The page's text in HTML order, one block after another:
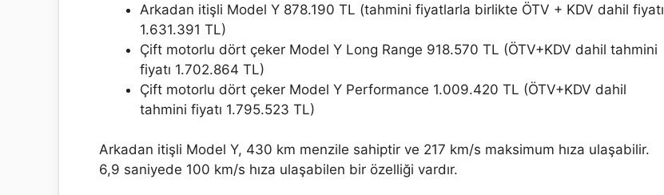
Arkadan itişli Model Y 878.190 TL (tahmini fiyatlarla birlikte ÖTV + KDV dahil fiyatı
1.631.391 TL)
Çift motorlu dört çeker Model Y Long Range 918.570 TL (ÖTV+KDV dahil tahmini
fiyatı 1.702.864 TL)
Çift motorlu dört çeker Model Y Performance 1.009.420 TL (ÖTV+KDV dahil
tahmini fiyatı 1.795.523 TL)
Arkadan itişli Model Y, 430 km menzile sahiptir ve 217 km/s maksimum hıza ulaşabilir.
6,9 saniyede 100 km/s hıza ulaşabilen bir özelliği vardır.